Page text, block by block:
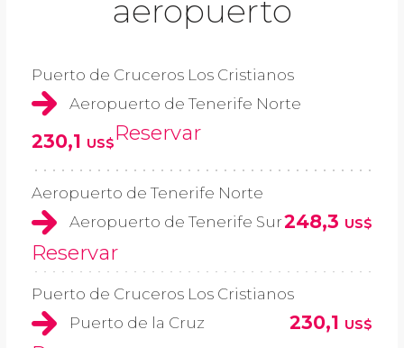
aeropuerto
Puerto de Cruceros Los Cristianos
Aeropuerto de Tenerife Norte
230,1 US$Reservar
Aeropuerto de Tenerife Norte
Aeropuerto de Tenerife Sur248,3 US$
Reservar
Puerto de Cruceros Los Cristianos
Puerto de la Cruz
230,1 US$